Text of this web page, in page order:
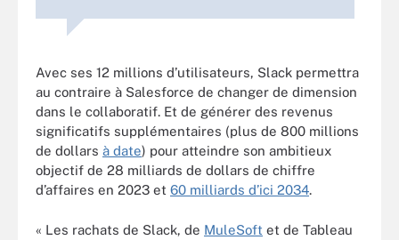
Avec ses 12 millions d’utilisateurs, Slack permettra
au contraire à Salesforce de changer de dimension
dans le collaboratif. Et de générer des revenus
significatifs supplémentaires (plus de 800 millions
de dollars à date) pour atteindre son ambitieux
objectif de 28 milliards de dollars de chiffre
d’affaires en 2023 et 60 milliards d’ici 2034.
« Les rachats de Slack, de MuleSoft et de Tableau